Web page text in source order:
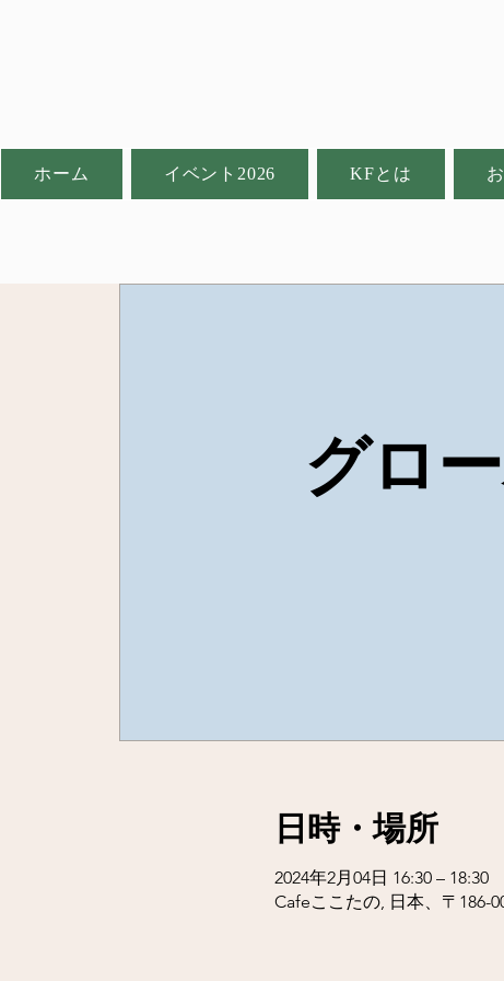
ホーム イベント2026 KFとは
グロ
日時・場所
2024年2月04日 16:30 – 18:30
Cafeここたの, 日本、〒186-